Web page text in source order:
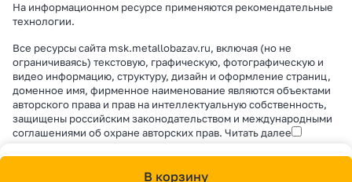
В корзину
На информационном ресурсе применяются рекомендательные
технологии.
Все ресурсы сайта msk.metallobazav.ru, включая (но не
ограничиваясь) текстовую, графическую, фотографическую и
видео информацию, структуру, дизайн и оформление страниц,
доменное имя, фирменное наименование являются объектами
авторского права и прав на интеллектуальную собственность,
защищены российским законодательством и международными
соглашениями об охране авторских прав. Читать далее